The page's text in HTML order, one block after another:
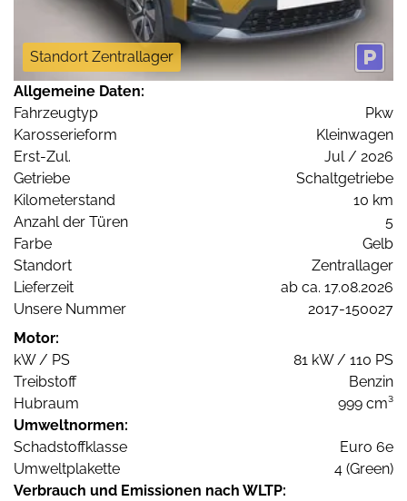
Standort Zentrallager
Allgemeine Daten:
Fahrzeugtyp
Pkw
Karosserieform
Kleinwagen
Erst-Zul.
Jul / 2026
Getriebe
Schaltgetriebe
Kilometerstand
10 km
Anzahl der Türen
5
Farbe
Gelb
Standort
Zentrallager
Lieferzeit
ab ca. 17.08.2026
Unsere Nummer
2017-150027
Motor:
kW / PS
81 kW / 110 PS
Treibstoff
Benzin
Hubraum
999 cm³
Umweltnormen:
Schadstoffklasse
Euro 6e
Umweltplakette
4 (Green)
Verbrauch und Emissionen nach WLTP: